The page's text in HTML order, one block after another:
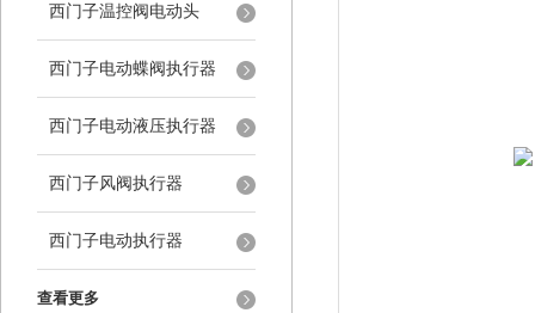
西门子温控阀电动头
西门子电动蝶阀执行器
西门子电动液压执行器
西门子风阀执行器
西门子电动执行器
查看更多